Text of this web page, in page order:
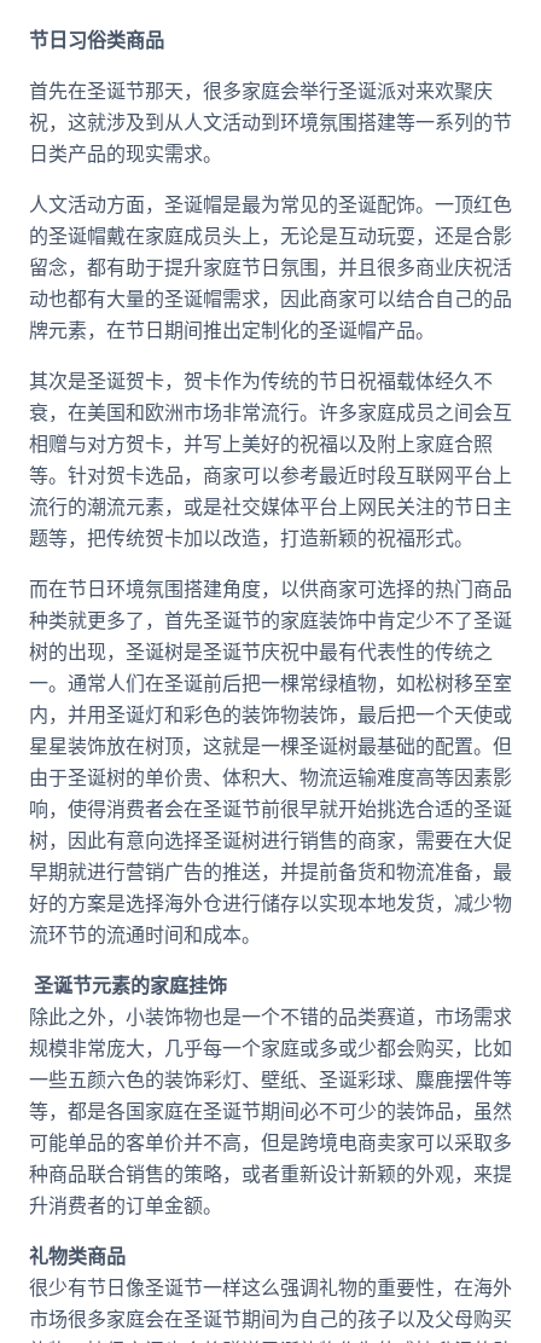
节日习俗类商品
首先在圣诞节那天，很多家庭会举行圣诞派对来欢聚庆
祝，这就涉及到从人文活动到环境氛围搭建等一系列的节
日类产品的现实需求。
人文活动方面，圣诞帽是最为常见的圣诞配饰。一顶红色
的圣诞帽戴在家庭成员头上，无论是互动玩耍，还是合影
留念，都有助于提升家庭节日氛围，并且很多商业庆祝活
动也都有大量的圣诞帽需求，因此商家可以结合自己的品
牌元素，在节日期间推出定制化的圣诞帽产品。
其次是圣诞贺卡，贺卡作为传统的节日祝福载体经久不
衰，在美国和欧洲市场非常流行。许多家庭成员之间会互
相赠与对方贺卡，并写上美好的祝福以及附上家庭合照
等。针对贺卡选品，商家可以参考最近时段互联网平台上
流行的潮流元素，或是社交媒体平台上网民关注的节日主
题等，把传统贺卡加以改造，打造新颖的祝福形式。
而在节日环境氛围搭建角度，以供商家可选择的热门商品
种类就更多了，首先圣诞节的家庭装饰中肯定少不了圣诞
树的出现，圣诞树是圣诞节庆祝中最有代表性的传统之
一。通常人们在圣诞前后把一棵常绿植物，如松树移至室
内，并用圣诞灯和彩色的装饰物装饰，最后把一个天使或
星星装饰放在树顶，这就是一棵圣诞树最基础的配置。但
由于圣诞树的单价贵、体积大、物流运输难度高等因素影
响，使得消费者会在圣诞节前很早就开始挑选合适的圣诞
树，因此有意向选择圣诞树进行销售的商家，需要在大促
早期就进行营销广告的推送，并提前备货和物流准备，最
好的方案是选择海外仓进行储存以实现本地发货，减少物
流环节的流通时间和成本。
圣诞节元素的家庭挂饰
除此之外，小装饰物也是一个不错的品类赛道，市场需求
规模非常庞大，几乎每一个家庭或多或少都会购买，比如
一些五颜六色的装饰彩灯、壁纸、圣诞彩球、麋鹿摆件等
等，都是各国家庭在圣诞节期间必不可少的装饰品，虽然
可能单品的客单价并不高，但是跨境电商卖家可以采取多
种商品联合销售的策略，或者重新设计新颖的外观，来提
升消费者的订单金额。
礼物类商品
很少有节日像圣诞节一样这么强调礼物的重要性，在海外
市场很多家庭会在圣诞节期间为自己的孩子以及父母购买